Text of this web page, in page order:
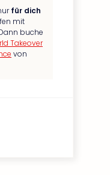
für dich
mit
buche
Takeover
von